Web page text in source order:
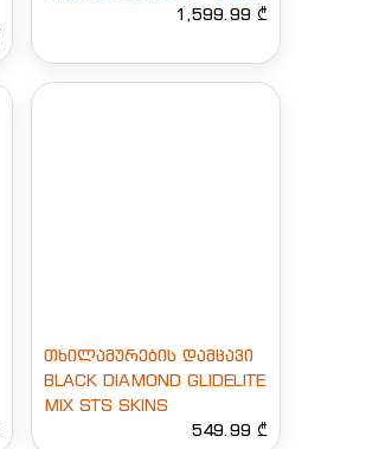
1,599.99 ₾
თხილამურების დამცავი
BLACK DIAMOND GLIDELITE
MIX STS SKINS
549.99 ₾